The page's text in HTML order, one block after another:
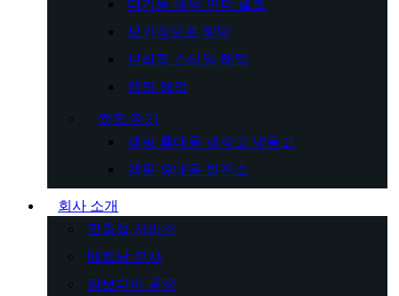
다기능 해먹 언더 퀼트
모기장으로 해먹
브라질 스타일 해먹
캠핑 해먹
캠핑 전기
캠핑 휴대용 냉장고 냉동고
캠핑 휴대용 발전소
회사 소개
맞춤형 서비스
베트남 본사
캄보디아 공장